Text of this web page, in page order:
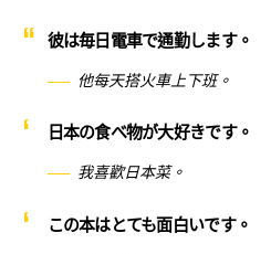
彼は毎日電車で通勤します。
他每天搭火車上下班。
日本の食べ物が大好きです。
我喜歡日本菜。
この本はとても面白いです。